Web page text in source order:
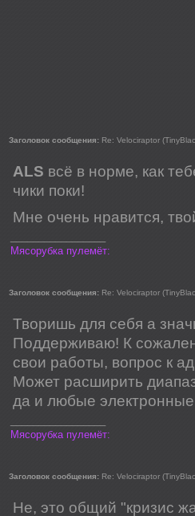
Заголовок сообщения: Re: Velociraptor
ALS всё в норме, как
чики поки!
Мне очень нравится,
Мясорубка пулемёт:
Заголовок сообщения: Re: Velociraptor
Творишь для себя а
Поддерживаю! К
свои работы, вопрос к
Может расширить
да и любые
Мясорубка пулемёт:
Заголовок сообщения: Re: Velociraptor
Не, это общий "кризис